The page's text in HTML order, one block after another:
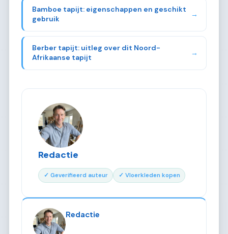
Bamboe tapijt: eigenschappen en geschikt
gebruik
→
Berber tapijt: uitleg over dit Noord-
Afrikaanse tapijt
→
Redactie
✓ Geverifieerd auteur ✓ Vloerkleden kopen
Redactie